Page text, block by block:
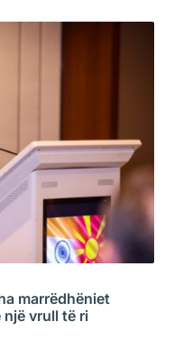
marrëdhëniet
një vrull të ri